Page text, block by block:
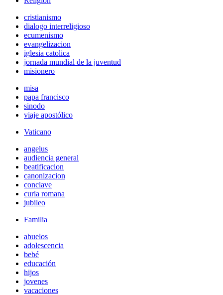
cristianismo
dialogo interreligioso
ecumenismo
evangelizacion
iglesia catolica
jornada mundial de la juventud
misionero
misa
papa francisco
sinodo
viaje apostólico
Vaticano
angelus
audiencia general
beatificacion
canonizacion
conclave
curia romana
jubileo
Familia
abuelos
adolescencia
bebé
educación
hijos
jovenes
vacaciones